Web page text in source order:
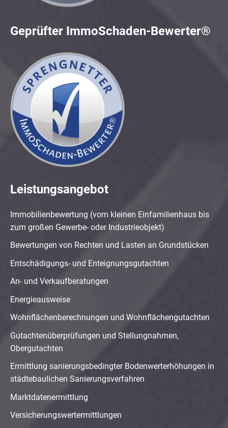
Geprüfter ImmoSchaden-Bewerter®
Leistungsangebot
Immobilienbewertung (vom kleinen Einfamilienhaus bis
zum großen Gewerbe- oder Industrieobjekt)
Bewertungen von Rechten und Lasten an Grundstücken
Entschädigungs- und Enteignungsgutachten
An- und Verkaufberatungen
Energieausweise
Wohnflächenberechnungen und Wohnflächengutachten
Gutachtenüberprüfungen und Stellungnahmen,
Obergutachten
Ermittlung sanierungsbedingter Bodenwerterhöhungen in
städtebaulichen Sanierungsverfahren
Marktdatenermittlung
Versicherungswertermittlungen